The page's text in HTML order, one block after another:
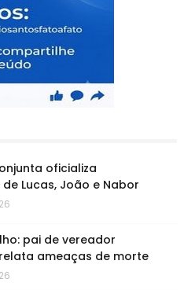
oficializa
Lucas, João e Nabor
pai de vereador
ameaças de morte